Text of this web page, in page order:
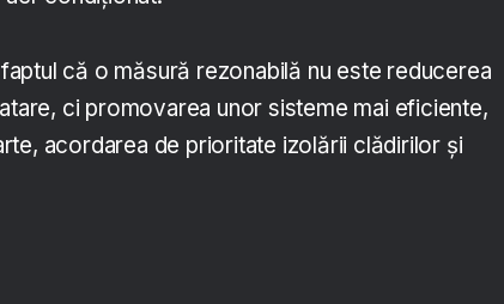
că o măsură rezonabilă nu este reducerea
ci promovarea unor sisteme mai eficiente,
acordarea de prioritate izolării clădirilor și